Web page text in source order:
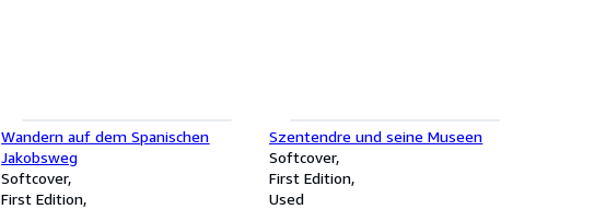
Wandern auf dem Spanischen
Jakobsweg
Softcover
First Edition
Szentendre und seine Museen
Softcover
First Edition
Used